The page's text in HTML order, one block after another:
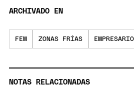
ARCHIVADO EN
FEM ZONAS FRÍAS
NOTAS RELACIONADAS